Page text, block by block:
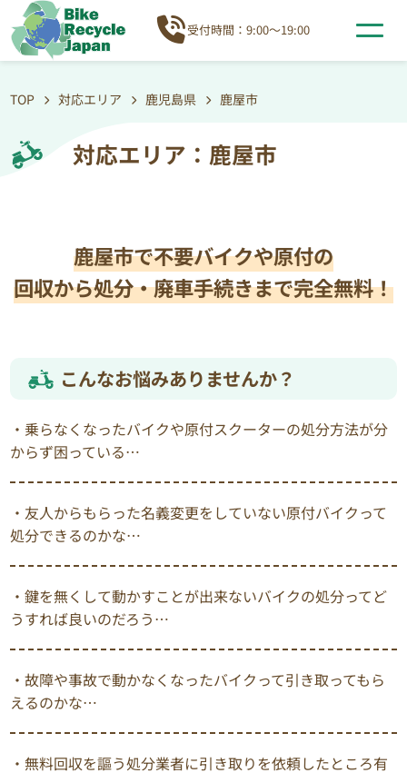
受付時間：9:00～19:00
TOP 対応エリア 鹿児島県 鹿屋市
対応エリア：鹿屋市
鹿屋市で不要バイクや原付の
回収から処分・廃車手続きまで完全無料！
こんなお悩みありませんか？
・乗らなくなったバイクや原付スクーターの処分方法が分
からず困っている…
・友人からもらった名義変更をしていない原付バイクって
処分できるのかな…
・鍵を無くして動かすことが出来ないバイクの処分ってど
うすれば良いのだろう…
・故障や事故で動かなくなったバイクって引き取ってもら
えるのかな…
・無料回収を謳う処分業者に引き取りを依頼したところ有